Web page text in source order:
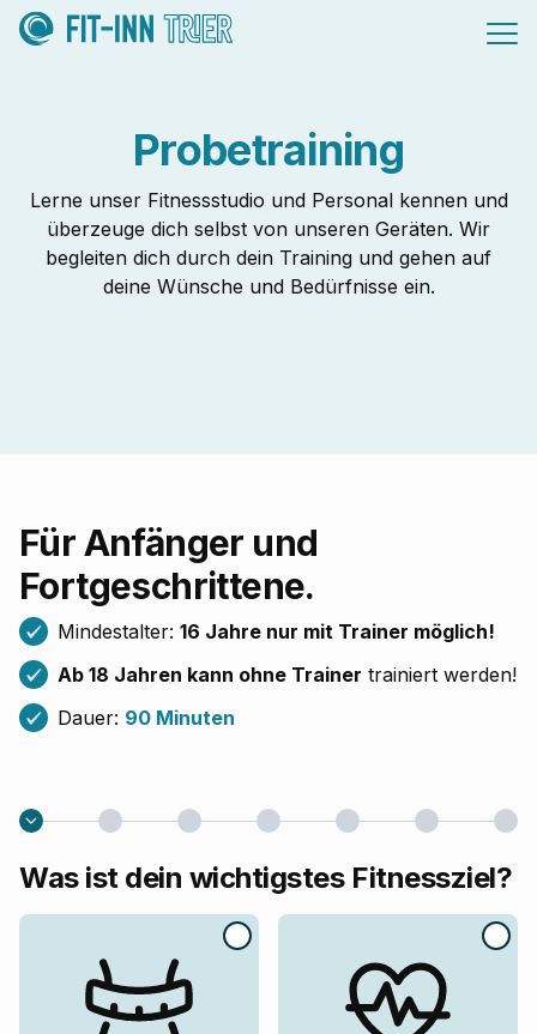
Probetraining
Lerne unser Fitnessstudio und Personal kennen und
überzeuge dich selbst von unseren Geräten. Wir
begleiten dich durch dein Training und gehen auf
deine Wünsche und Bedürfnisse ein.
Für Anfänger und
Fortgeschrittene.
Mindestalter: 16 Jahre nur mit Trainer möglich!
Ab 18 Jahren kann ohne Trainer trainiert werden!
Dauer: 90 Minuten
Was ist dein wichtigstes Fitnessziel?